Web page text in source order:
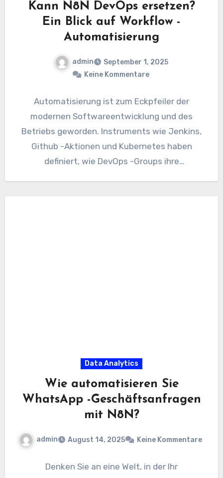
Kann N8N DevOps ersetzen?
Ein Blick auf Workflow -
Automatisierung
admin
September 1, 2025
Keine Kommentare
Automatisierung ist zum Eckpfeiler der
modernen Softwareentwicklung und des
Betriebs geworden. Instruments wie Jenkins,
Github -Aktionen und Kubernetes haben
definiert, wie DevOps -Groups ihre
Data Analytics
Wie automatisieren Sie
WhatsApp -Geschäftsanfragen
mit N8N?
admin August 14, 2025 Keine Kommentare
Denken Sie an eine Welt, in der Ihr